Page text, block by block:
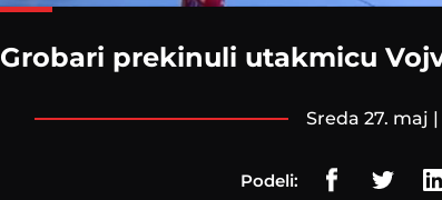
Grobari prekinuli utakmicu
sreda 27. maj |
Podeli: